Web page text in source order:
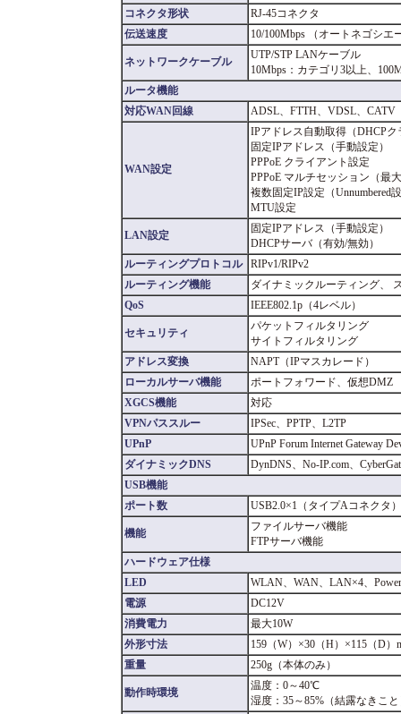
コネクタ形状
RJ-45コネクタ
伝送速度
10/100Mbps （オートネゴシエ
ネットワークケーブル
UTP/STP LANケーブル
10Mbps：カテゴリ3以上、
ルータ機能
対応WAN回線
ADSL、FTTH、VDSL、CATV
WAN設定
IPアドレス自動取得（DHCPク
固定IPアドレス（手動設定）
PPPoE クライアント設定
PPPoE マルチセッション（最
複数固定IP設定（Unnumbered
MTU設定
LAN設定
固定IPアドレス（手動設定）
DHCPサーバ（有効/無効）
ルーティングプロトコル
RIPv1/RIPv2
ルーティング機能
ダイナミックルーティング、
QoS
IEEE802.1p（4レベル）
セキュリティ
パケットフィルタリング
サイトフィルタリング
アドレス変換
NAPT（IPマスカレード）
ローカルサーバ機能
ポートフォワード、仮想DMZ
XGCS機能
対応
VPNパススルー
IPSec、PPTP、L2TP
UPnP
UPnP Forum Internet Gateway
ダイナミックDNS
DynDNS、No-IP.com、
USB機能
ポート数
USB2.0×1（タイプAコネクタ）
機能
ファイルサーバ機能
FTPサーバ機能
ハードウェア仕様
LED
WLAN、WAN、LAN×4、Power
電源
DC12V
消費電力
最大10W
外形寸法
159（W）×30（H）×115（D
重量
250g（本体のみ）
動作時環境
温度：0～40℃
湿度：35～85%（結露なきこ